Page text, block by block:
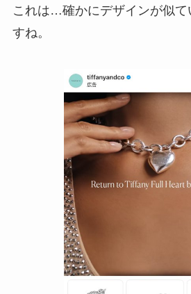
これは…確かにデザインが似て
すね。